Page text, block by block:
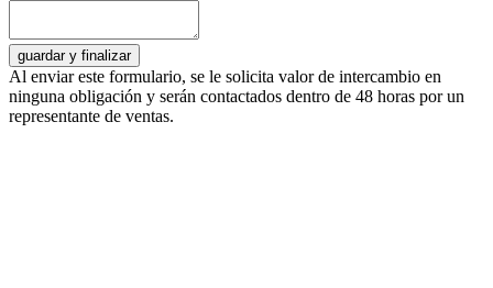
Al enviar este formulario, se le solicita valor de intercambio en
ninguna obligación y serán contactados dentro de 48 horas por un
representante de ventas.